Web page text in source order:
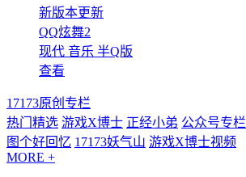
新版本更新
QQ炫舞2
现代 音乐 半Q版
查看
17173原创专栏
热门精选 游戏X博士 正经小弟 公众号专栏
图个好回忆 17173妖气山 游戏X博士视频
MORE +